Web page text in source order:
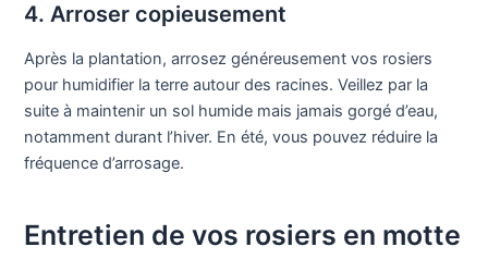
4. Arroser copieusement
Après la plantation, arrosez généreusement vos rosiers
pour humidifier la terre autour des racines. Veillez par la
suite à maintenir un sol humide mais jamais gorgé d’eau,
notamment durant l’hiver. En été, vous pouvez réduire la
fréquence d’arrosage.
Entretien de vos rosiers en motte